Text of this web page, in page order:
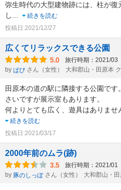
弥生時代の大型建物跡には、柱が復
し
続きを読む
投稿日:2021/12/27
広くてリラックスできる公園
5.0 旅行時期：2021/03
by ぱぴ さん（女性） 大和郡山・田原本
田原本の道の駅に隣接する公園です
さいですが展示室もあります。
何よりとても広く、遊具はありませ
続きを読む
投稿日:2021/03/17
2000年前のムラ(跡)
3.5 旅行時期：2021/01
by 豚のしっぽ さん（女性） 大和郡山・